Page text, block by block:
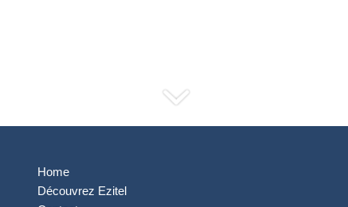
Home
Découvrez Ezitel